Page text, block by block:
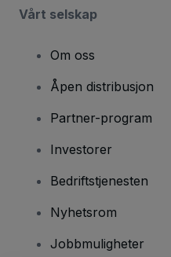
Vårt selskap
Om oss
Åpen distribusjon
Partner-program
Investorer
Bedriftstjenesten
Nyhetsrom
Jobbmuligheter